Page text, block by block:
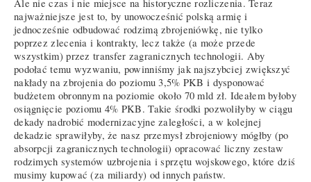
Ale nie czas i nie miejsce na historyczne rozliczenia. Teraz
najważniejsze jest to, by unowocześnić polską armię i
jednocześnie odbudować rodzimą zbrojeniówkę, nie tylko
poprzez zlecenia i kontrakty, lecz także (a może przede
wszystkim) przez transfer zagranicznych technologii. Aby
podołać temu wyzwaniu, powinniśmy jak najszybciej zwiększyć
nakłady na zbrojenia do poziomu 3,5% PKB i dysponować
budżetem obronnym na poziomie około 70 mld zł. Ideałem byłoby
osiągnięcie poziomu 4% PKB. Takie środki pozwoliłyby w ciągu
dekady nadrobić modernizacyjne zaległości, a w kolejnej
dekadzie sprawiłyby, że nasz przemysł zbrojeniowy mógłby (po
absorpcji zagranicznych technologii) opracować liczny zestaw
rodzimych systemów uzbrojenia i sprzętu wojskowego, które dziś
musimy kupować (za miliardy) od innych państw.